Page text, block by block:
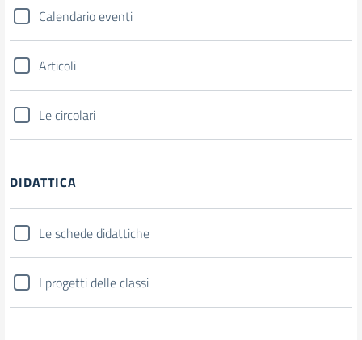
Calendario eventi
Articoli
Le circolari
DIDATTICA
Le schede didattiche
I progetti delle classi